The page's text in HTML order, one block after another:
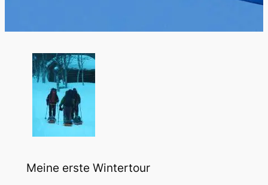
Meine erste Wintertour